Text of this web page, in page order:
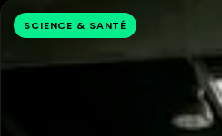
SCIENCE & SANTÉ